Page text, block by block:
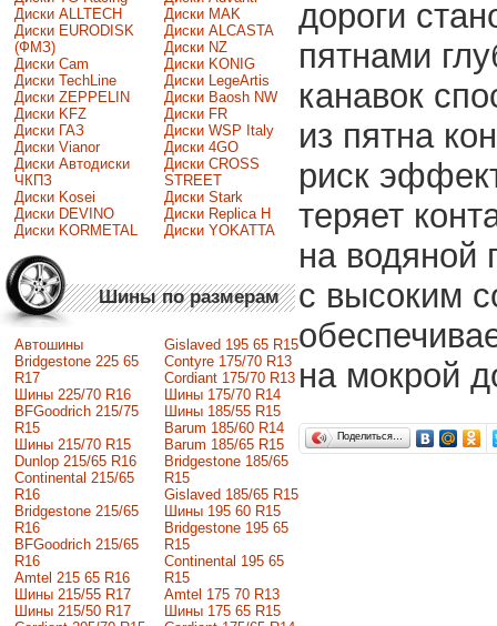
Диски ALLTECH
Диски EURODISK
(ФМЗ)
Диски Cam
Диски TechLine
Диски ZEPPELIN
Диски KFZ
Диски ГАЗ
Диски Vianor
Диски Автодиски
ЧКПЗ
Диски Kosei
Диски DEVINO
Диски KORMETAL
Диски MAK
Диски ALCASTA
Диски NZ
Диски KONIG
Диски LegeArtis
Диски Baosh NW
Диски FR
Диски WSP Italy
Диски 4GO
Диски CROSS
STREET
Диски Stark
Диски Replica H
Диски YOKATTA
Шины по размерам
Автошины
Bridgestone 225 65
R17
Шины 225/70 R16
BFGoodrich 215/75
R15
Шины 215/70 R15
Dunlop 215/65 R16
Continental 215/65
R16
Bridgestone 215/65
R16
BFGoodrich 215/65
R16
Amtel 215 65 R16
Шины 215/55 R17
Шины 215/50 R17
Gislaved 195 65 R15
Contyre 175/70 R13
Cordiant 175/70 R13
Шины 175/70 R14
Шины 185/55 R15
Barum 185/60 R14
Barum 185/65 R15
Bridgestone 185/65
R15
Gislaved 185/65 R15
Шины 195 60 R15
Bridgestone 195 65
R15
Continental 195 65
R15
Amtel 175 70 R13
Шины 175 65 R15
дороги
пятнами
канавок
из пятна
риск
теряет
на водяной
с высоким
на мокрой
Поделиться…